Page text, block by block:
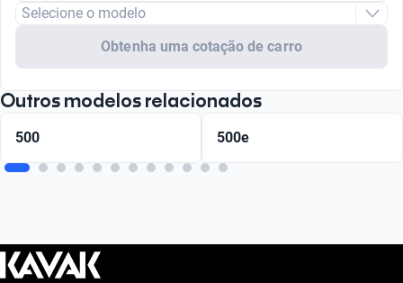
Selecione o modelo
Obtenha uma cotação de carro
Outros modelos relacionados
500 500e